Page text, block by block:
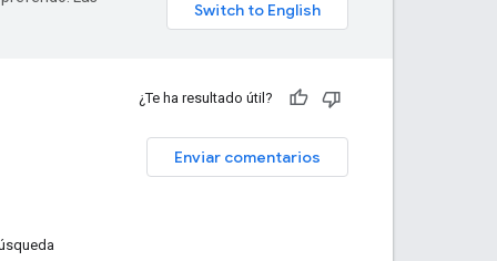
¿Te ha resultado útil?
Enviar comentarios